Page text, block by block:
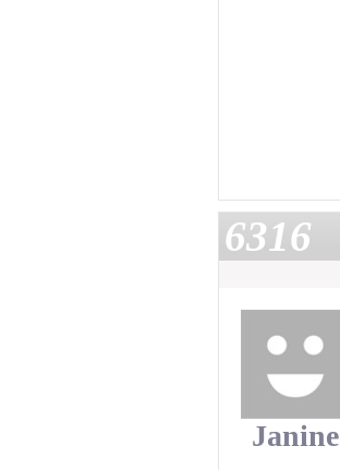
6316
Janine